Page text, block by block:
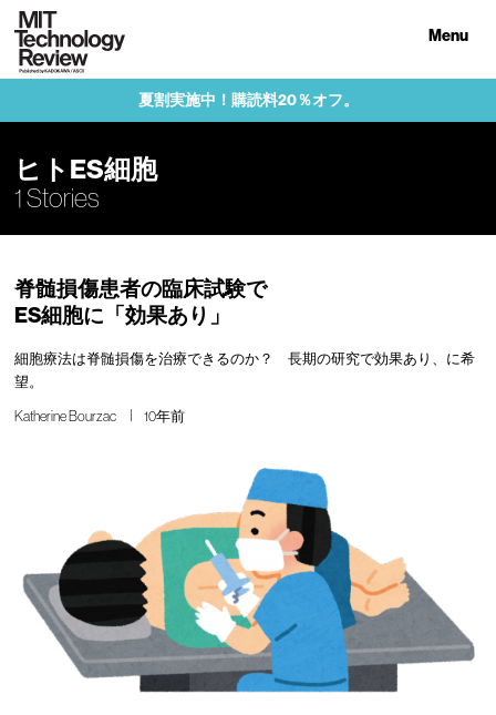
Menu
夏割実施中！購読料20％オフ。
ヒトES細胞
1 Stories
脊髄損傷患者の臨床試験で
ES細胞に「効果あり」
細胞療法は脊髄損傷を治療できるのか？ 長期の研究で効果あり、に希
望。
Katherine Bourzac 10年前